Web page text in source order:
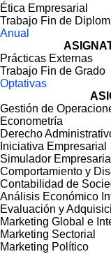
Ética Empresarial
Trabajo Fin de
Anual
Prácticas Externas
Trabajo Fin de Grado
Optativas
Gestión de
Econometría
Derecho
Iniciativa Empresarial
Simulador Empresarial
Comportamiento y
Contabilidad de
Análisis Económico
Evaluación y
Marketing Global e
Marketing Sectorial
Marketing Político